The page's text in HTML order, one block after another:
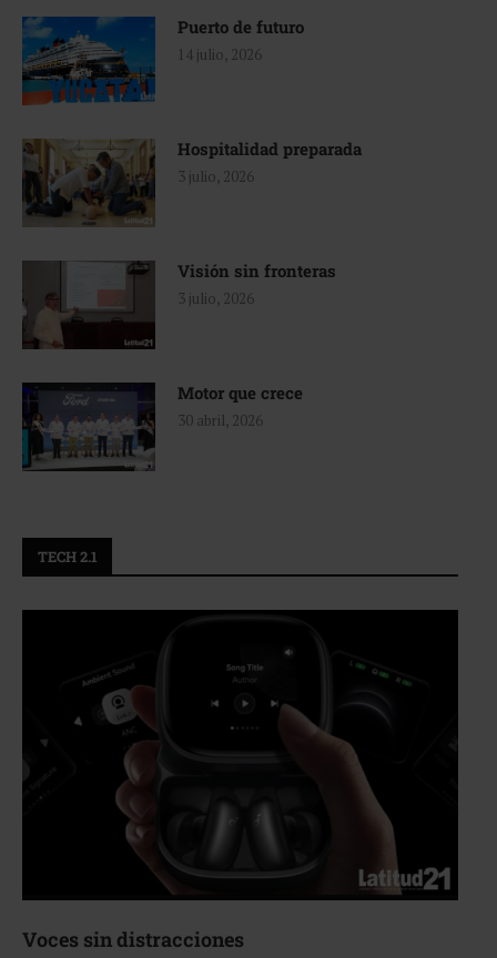
Puerto de futuro
14 julio, 2026
Hospitalidad preparada
3 julio, 2026
Visión sin fronteras
3 julio, 2026
Motor que crece
30 abril, 2026
TECH 2.1
Voces sin distracciones